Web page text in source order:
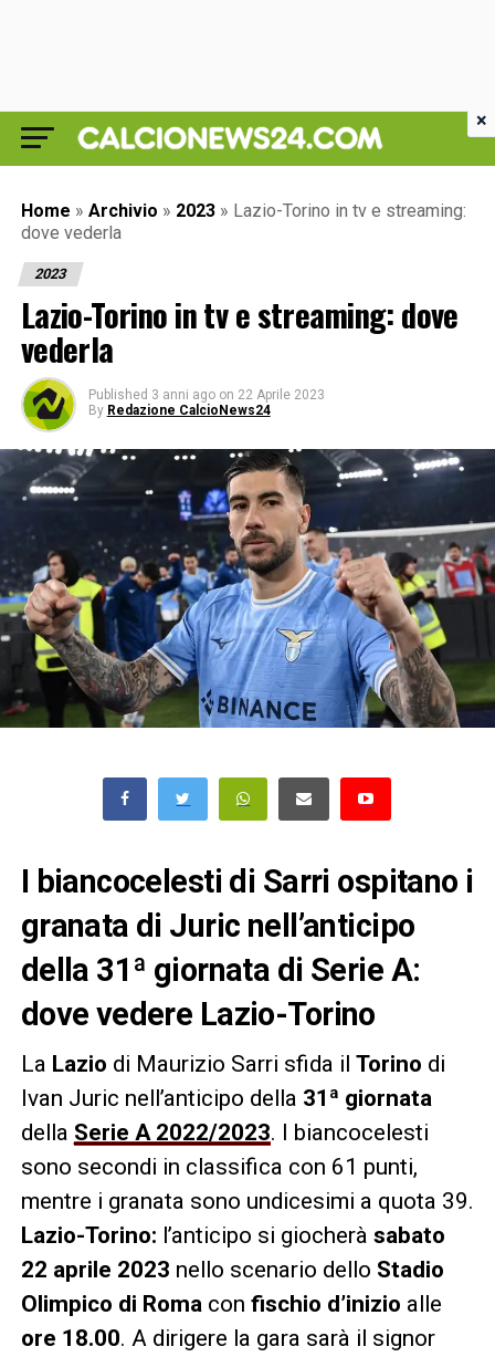
Home » Archivio » 2023 » Lazio-Torino in tv e streaming:
dove vederla
2023
Lazio-Torino in tv e streaming: dove
vederla
Published 3 anni ago on 22 Aprile 2023
By Redazione CalcioNews24
I biancocelesti di Sarri ospitano i
granata di Juric nell’anticipo
della 31ª giornata di Serie A:
dove vedere Lazio-Torino
La Lazio di Maurizio Sarri sfida il Torino di
Ivan Juric nell’anticipo della 31ª giornata
della Serie A 2022/2023. I biancocelesti
sono secondi in classifica con 61 punti,
mentre i granata sono undicesimi a quota 39.
Lazio-Torino: l’anticipo si giocherà sabato
22 aprile 2023 nello scenario dello Stadio
Olimpico di Roma con fischio d’inizio alle
ore 18.00. A dirigere la gara sarà il signor
×